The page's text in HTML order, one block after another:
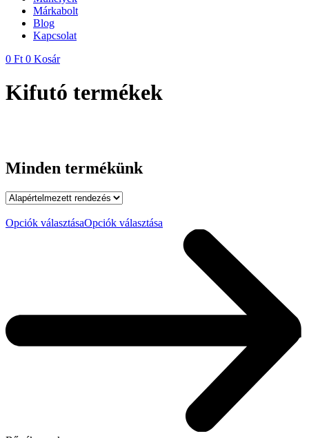
Márkabolt
Blog
Kapcsolat
0 Ft 0 Kosár
Kifutó termékek
Minden termékünk
Opciók választásaOpciók választása